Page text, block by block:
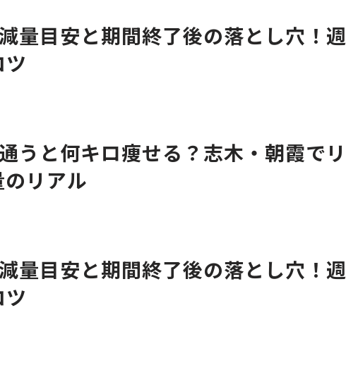
量目安と期間終了後の落とし穴！
うと何キロ痩せる？志木・朝霞で
リアル
量目安と期間終了後の落とし穴！